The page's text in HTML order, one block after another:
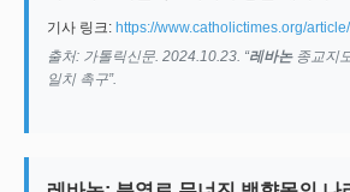
기사 링크: https://www.catholictimes.org/
출처: 가톨릭신문. 2024.10.23. “레바논종교지
일치 촉구”.